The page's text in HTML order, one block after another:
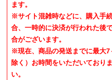
ます。
※サイト混雑時などに、購入手
合、一時的に決済が行われた後
合がございます。
※現在、商品の発送までに最大
除く）お時間をいただいており
い。